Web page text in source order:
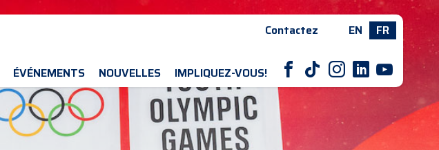
Contactez EN FR
ÉVÉNEMENTS NOUVELLES IMPLIQUEZ-VOUS! F T I L Y